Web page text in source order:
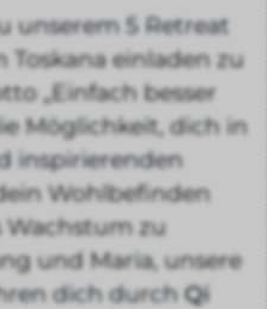
unserem 5 Retreat
einladen zu
„Einfach besser
Möglichkeit, dich in
inspirierenden
Wohlbefinden
Wachstum zu
und Maria, unsere
dich durchQi